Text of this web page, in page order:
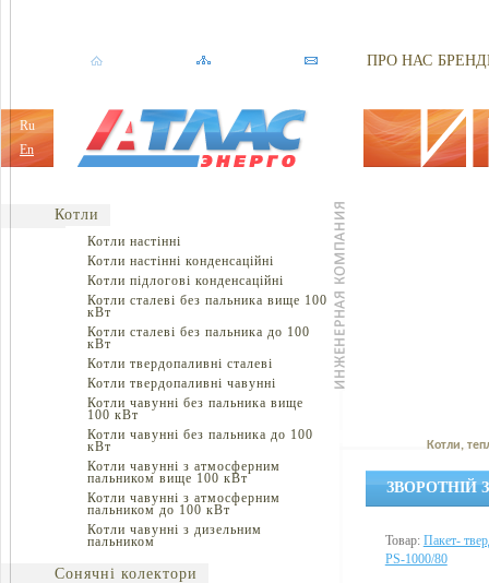
Ru
En
ПРО НАС
Котли
Котли настінні
Котли настінні конденсаційні
Котли підлогові конденсаційні
Котли сталеві без пальника вище 100
кВт
Котли сталеві без пальника до 100
кВт
Котли твердопаливні сталеві
Котли твердопаливні чавунні
Котли чавунні без пальника вище
100 кВт
Котли чавунні без пальника до 100
кВт
Котли чавунні з атмосферним
пальником вище 100 кВт
Котли чавунні з атмосферним
пальником до 100 кВт
Котли чавунні з дизельним
пальником
Сонячні колектори
Котли,
ЗВОРОТНІЙ
Товар: Пакет-
PS-1000/80